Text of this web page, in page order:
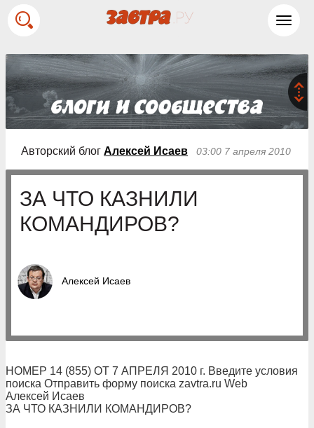
Авторский блог Алексей Исаев 03:00 7 апреля 2010
ЗА ЧТО КАЗНИЛИ
КОМАНДИРОВ?
Алексей Исаев
НОМЕР 14 (855) ОТ 7 АПРЕЛЯ 2010 г. Введите условия
поиска Отправить форму поиска zavtra.ru Web
Алексей Исаев
ЗА ЧТО КАЗНИЛИ КОМАНДИРОВ?